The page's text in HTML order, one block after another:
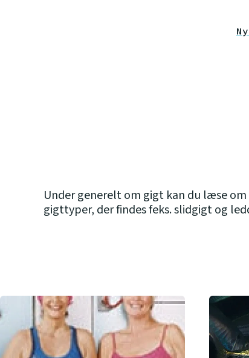
Under generelt om gigt kan du læse
gigttyper, der findes feks. slidgigt og